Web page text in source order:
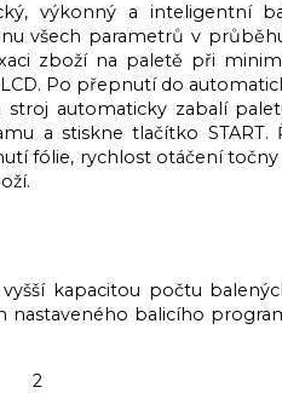
výkonný a inteligentní
všech parametrů v
zboží na paletě při
Po přepnutí do
automaticky zabalí
a stiskne tlačítko
fólie, rychlost otáčení
kapacitou počtu
balicího
2